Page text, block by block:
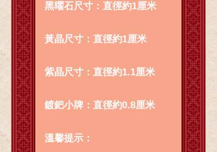
黑曜石尺寸：直徑約1厘米
黃晶尺寸：直徑約1厘米
紫晶尺寸：直徑約1.1厘米
鍍鈀小牌：直徑約0.8厘米
溫馨提示：